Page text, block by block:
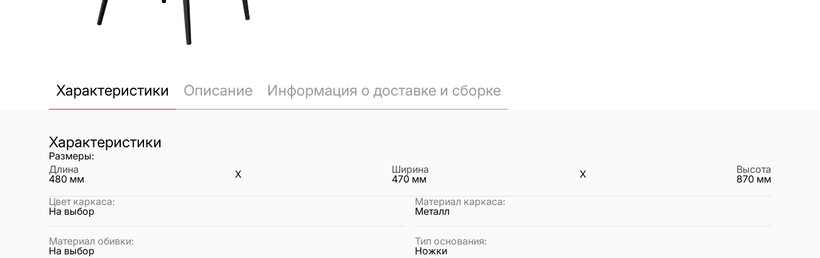
Характеристики Описание Информация о доставке и сборке
Характеристики
Размеры:
Длина
480 мм X
Ширина
470 мм X
Высота
870 мм
Цвет каркаса:
На выбор
Материал каркаса:
Металл
Материал обивки:
На выбор
Тип основания:
Ножки